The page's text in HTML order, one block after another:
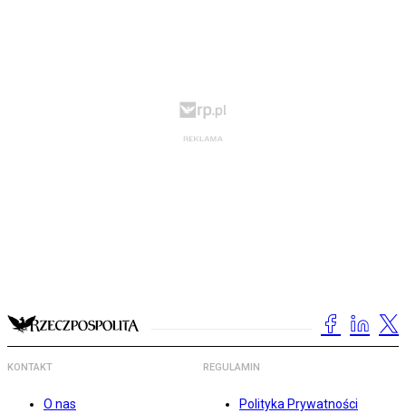
KONTAKT
O nas
REGULAMIN
Polityka Prywatności